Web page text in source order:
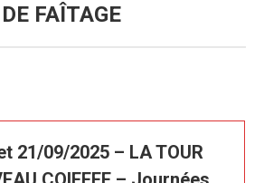
DE FAÎTAGE
21/09/2025 – LA TOUR